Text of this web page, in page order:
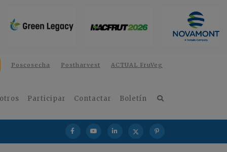
Poscosecha Postharvest ACTUAL FruVeg
Participar Contactar Boletín